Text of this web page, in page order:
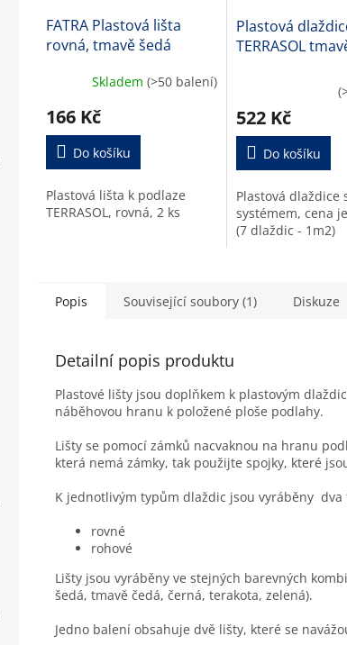
FATRA Plastová lišta
rovná, tmavě šedá
Skladem (>50 balení)
166 Kč
Do košíku
Plastová lišta k podlaze
TERRASOL, rovná, 2 ks
Plastová
TERRASOL
produktu
je
5,0
z
hvězdiček.
522 Kč
Do košíku
Plastová dlaždice
systémem, cena
(7 dlaždic - 1m2)
Popis Související soubory (1) Diskuze
Detailní popis produktu
Plastové lišty jsou doplňkem k plastovým
náběhovou hranu k položené ploše podlahy.
Lišty se pomocí zámků nacvaknou na hranu
která nemá zámky, tak použijte spojky, které
K jednotlivým typům dlaždic jsou vyráběny dva
rovné
rohové
Lišty jsou vyráběny ve stejných barevných
šedá, tmavě čedá, černá, terakota, zelená).
Jedno balení obsahuje dvě lišty, které se